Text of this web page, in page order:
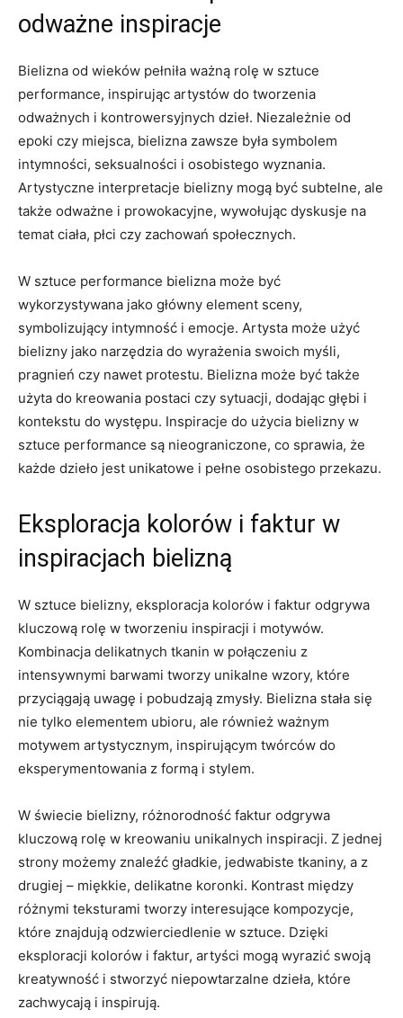
odważne inspiracje
Bielizna od wieków ‍pełniła ważną ‍rolę w⁣ sztuce
⁢performance,​ inspirując‌ artystów do tworzenia
odważnych i kontrowersyjnych⁢ dzieł. Niezależnie od
epoki czy miejsca, bielizna ‌zawsze była symbolem
intymności, seksualności i osobistego wyznania.‍
Artystyczne interpretacje bielizny mogą być subtelne,⁢ ale
⁢także ⁤odważne i prowokacyjne, wywołując dyskusje na
temat ‍ciała,​ płci czy zachowań ⁣społecznych.
W sztuce performance bielizna może być
wykorzystywana jako główny element sceny,
⁣symbolizujący⁢ intymność i emocje. Artysta może użyć
bielizny jako‍ narzędzia do wyrażenia swoich myśli,
pragnień czy nawet protestu. Bielizna może być także⁢
użyta⁢ do ⁣kreowania postaci‌ czy sytuacji, dodając głębi i
kontekstu do występu. Inspiracje do⁣ użycia ​bielizny w
sztuce performance są ​nieograniczone, co⁢ sprawia, ⁤że
każde dzieło jest⁣ unikatowe i pełne osobistego przekazu.
Eksploracja kolorów i faktur w
inspiracjach bielizną
W sztuce bielizny, ‍eksploracja ‍kolorów i ‌faktur odgrywa
kluczową ‍rolę w tworzeniu⁤ inspiracji i⁣ motywów.
⁤Kombinacja delikatnych tkanin ‌w‌ połączeniu ⁣z‌
intensywnymi barwami tworzy​ unikalne wzory,​ które‌
przyciągają‌ uwagę i pobudzają ​zmysły. Bielizna ⁤stała się
nie tylko elementem ubioru, ​ale również ważnym
motywem artystycznym, ⁣inspirującym twórców do
eksperymentowania z formą​ i stylem.
W świecie bielizny, różnorodność ⁣faktur odgrywa
kluczową rolę w kreowaniu unikalnych ⁣inspiracji. Z jednej
strony możemy ‍znaleźć ⁣gładkie,⁣ jedwabiste tkaniny, a⁣ z
drugiej – miękkie, delikatne ⁣koronki. ⁤Kontrast między
różnymi⁢ teksturami tworzy interesujące kompozycje,⁢
które znajdują⁣ odzwierciedlenie ⁢w sztuce. Dzięki
eksploracji kolorów i faktur, artyści mogą⁢ wyrazić ⁣swoją
kreatywność i⁢ stworzyć ⁤niepowtarzalne dzieła, które
zachwycają i inspirują.